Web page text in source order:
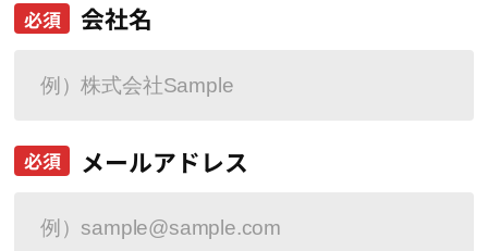
会社名
必須
メールアドレス
必須